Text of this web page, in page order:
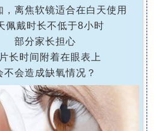
，离焦软镜适合在白天使用
佩戴时长不低于8小时
部分家长担心
长时间附着在眼表上
不会造成缺氧情况？